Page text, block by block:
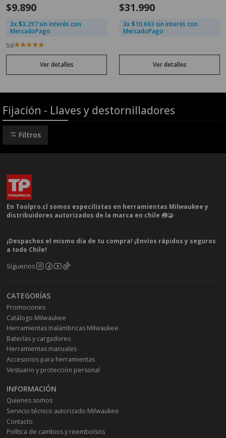
$9.890
3x $3.297 sin interés con
MercadoPago
5.0
Ver detalles
$31.990
3x $10.663 sin interés con
MercadoPago
Ver detalles
Fijación - Llaves y destornilladores
Filtros
En Toolpro.cl somos especilistas en herramientas Milwaukee y
distribuidores autorizados de la marca en chile 🧰🤝
¡Despachos el mismo día de tu compra! ¡Envíos rápidos y seguros
a todo Chile!
Síguenos
CATEGORÍAS
Promociones
Catálogo Milwaukee
Herramientas Inalámbricas Milwaukee
Baterías y cargadores
Herramientas manuales
Accesorios para herramientas
Vestuario y protección personal
INFORMACIÓN
Quienes somos
Servicio técnico autorizado Milwaukee
Contacto
Política de cambios y reembolsos